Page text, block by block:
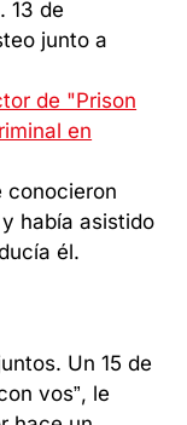
13 de
junto a
de "Prison
en
conocieron
había asistido
él.
Un 15 de
vos”, le